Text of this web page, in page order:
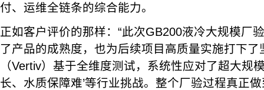
付、运维全链条的综合能力。
正如客户评价的那样：“此次GB200液冷大规模厂
了产品的成熟度，也为后续项目高质量实施打下
（Vertiv）基于全维度测试，系统性应对了超大规
长、水质保障难’等行业挑战。整个厂验过程真正